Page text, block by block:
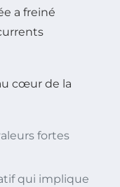
a freiné
cœur de la
fortes
qui implique